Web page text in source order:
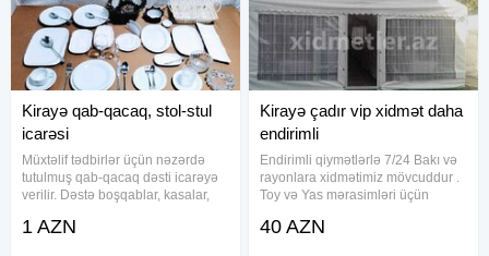
daşınması xidməti ölkə ərazisində istənilən nöqtəyə
daşınma imkanı verir. Proses üçün ayrılmış avtomobillərdə
hər daşınma sonrası xüsusi təmizlik işləri görülür.(cenaze
dasınma, ( cenaze maşını, defn maşını, meyid maşını,
qara masın, meyıd masını, defn masını) Ритуальные
Kirayə qab-qacaq, stol-stul
icarəsi
Müxtəlif tədbirlər üçün nəzərdə
tutulmuş qab-qacaq dəsti icarəyə
verilir. Dəstə boşqablar, kasalar,
stəkanlar və digər qablar daxildir.
1 AZN
Kirayə çadır vip xidmət daha
endirimli
Endirimli qiymətlərlə 7/24 Bakı və
rayonlara xidmətimiz mövcuddur .
Toy və Yas mərasimləri üçün
çadırlar var. Məclisləriniz üçün
40 AZN